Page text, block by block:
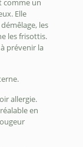
comme un
Elle
les
les frisottis.
prévenir la
allergie.
en